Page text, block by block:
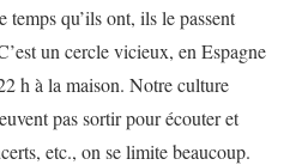
temps qu’ils ont, ils le passent
un cercle vicieux, en Espagne
h à la maison. Notre culture
pas sortir pour écouter et
etc., on se limite beaucoup.